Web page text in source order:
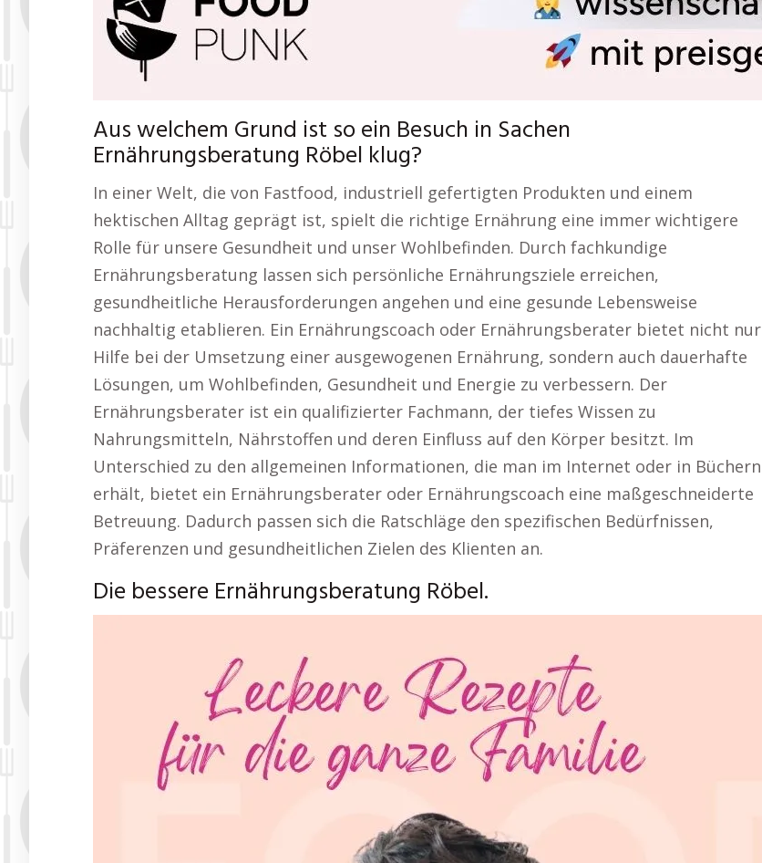
Aus welchem Grund ist so ein Besuch in Sachen
Ernährungsberatung Röbel klug?
In einer Welt, die von Fastfood, industriell gefertigten Produkten und einem
hektischen Alltag geprägt ist, spielt die richtige Ernährung eine immer wichtigere
Rolle für unsere Gesundheit und unser Wohlbefinden. Durch fachkundige
Ernährungsberatung lassen sich persönliche Ernährungsziele erreichen,
gesundheitliche Herausforderungen angehen und eine gesunde Lebensweise
nachhaltig etablieren. Ein Ernährungscoach oder Ernährungsberater bietet nicht nur
Hilfe bei der Umsetzung einer ausgewogenen Ernährung, sondern auch dauerhafte
Lösungen, um Wohlbefinden, Gesundheit und Energie zu verbessern. Der
Ernährungsberater ist ein qualifizierter Fachmann, der tiefes Wissen zu
Nahrungsmitteln, Nährstoffen und deren Einfluss auf den Körper besitzt. Im
Unterschied zu den allgemeinen Informationen, die man im Internet oder in Büchern
erhält, bietet ein Ernährungsberater oder Ernährungscoach eine maßgeschneiderte
Betreuung. Dadurch passen sich die Ratschläge den spezifischen Bedürfnissen,
Präferenzen und gesundheitlichen Zielen des Klienten an.
Die bessere Ernährungsberatung Röbel.